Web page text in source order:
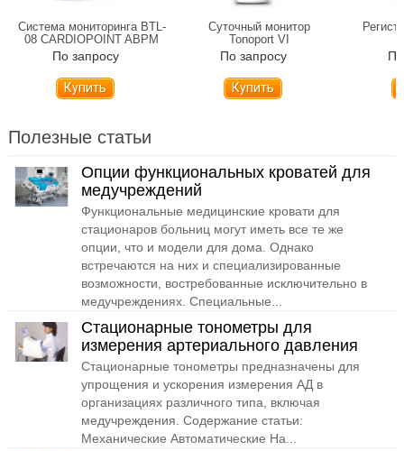
Система мониторинга BTL-
08 CARDIOPOINT ABPM
По запросу
Купить
Суточный монитор
Tonoport VI
По запросу
Купить
Полезные статьи
Опции функциональных кроватей для
медучреждений
Функциональные медицинские кровати для
стационаров больниц могут иметь все те же
опции, что и модели для дома. Однако
встречаются на них и специализированные
возможности, востребованные исключительно в
медучреждениях. Специальные...
Стационарные тонометры для
измерения артериального давления
Стационарные тонометры предназначены для
упрощения и ускорения измерения АД в
организациях различного типа, включая
медучреждения. Содержание статьи:
Механические Автоматические На...